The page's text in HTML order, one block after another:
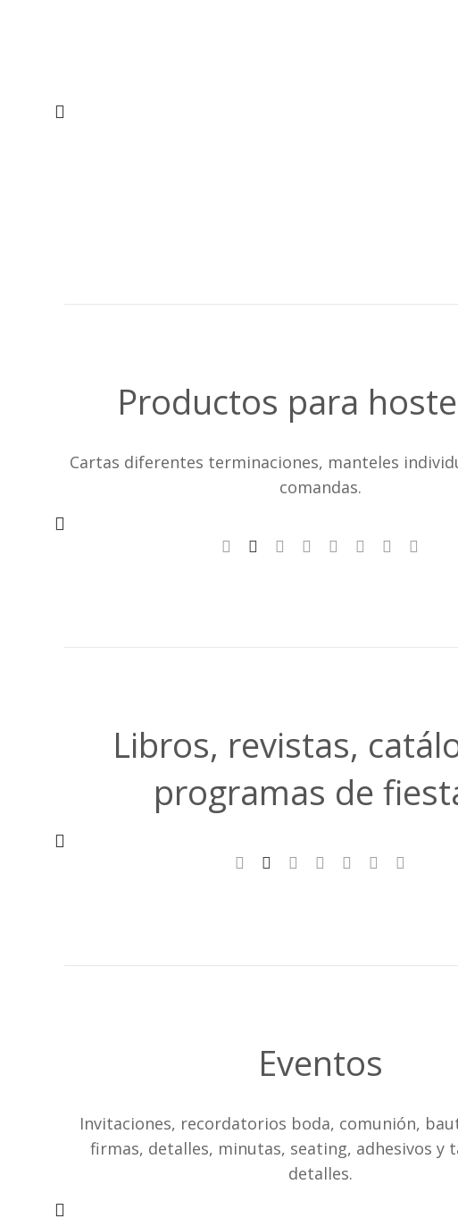
Productos para
Cartas diferentes terminaciones, manteles
comandas.
Libros, revistas,
programas de
Eventos
Invitaciones, recordatorios boda, comunión,
firmas, detalles, minutas, seating, adhesivos y
detalles.